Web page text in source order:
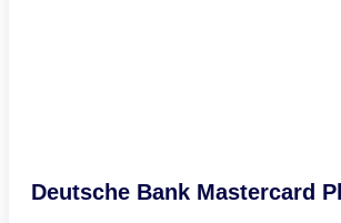
Deutsche Bank Mastercard